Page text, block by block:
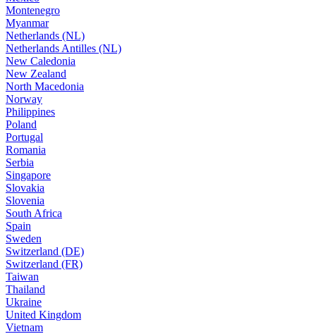
Montenegro
Myanmar
Netherlands (NL)
Netherlands Antilles (NL)
New Caledonia
New Zealand
North Macedonia
Norway
Philippines
Poland
Portugal
Romania
Serbia
Singapore
Slovakia
Slovenia
South Africa
Spain
Sweden
Switzerland (DE)
Switzerland (FR)
Taiwan
Thailand
Ukraine
United Kingdom
Vietnam